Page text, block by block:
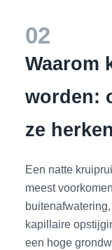
02
Waarom
worden:
ze
Een natte
meest
kapillaire
een hoge